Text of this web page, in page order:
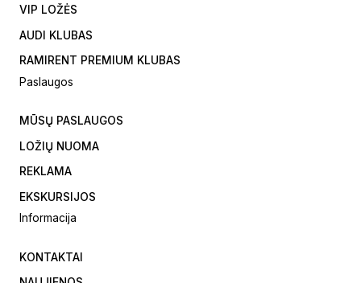
VIP LOŽĖS
AUDI KLUBAS
RAMIRENT PREMIUM KLUBAS
Paslaugos
MŪSŲ PASLAUGOS
LOŽIŲ NUOMA
REKLAMA
EKSKURSIJOS
Informacija
KONTAKTAI